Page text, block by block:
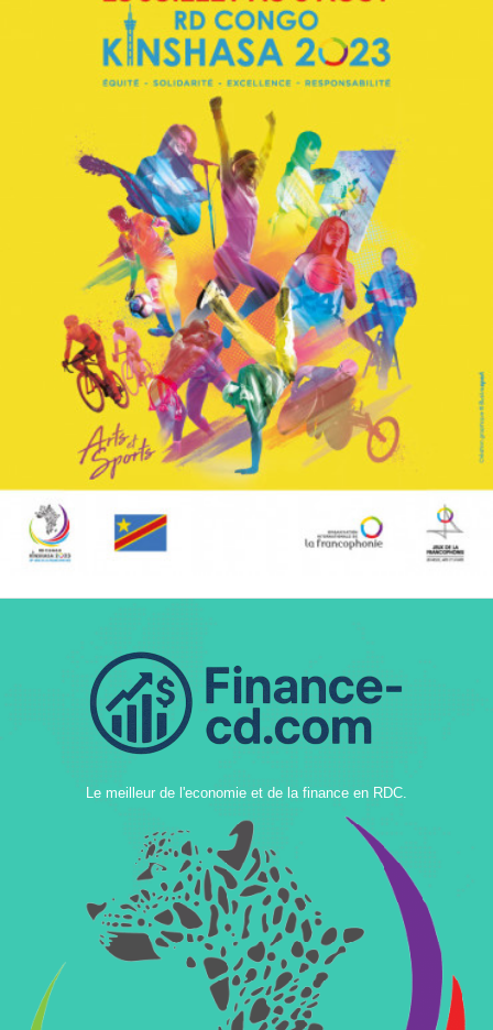
Le meilleur de l'economie et de la finance en RDC.